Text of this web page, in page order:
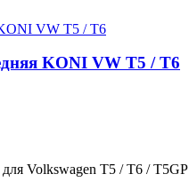
KONI VW T5 / T6
Volkswagen T5 / T6 / T5GP